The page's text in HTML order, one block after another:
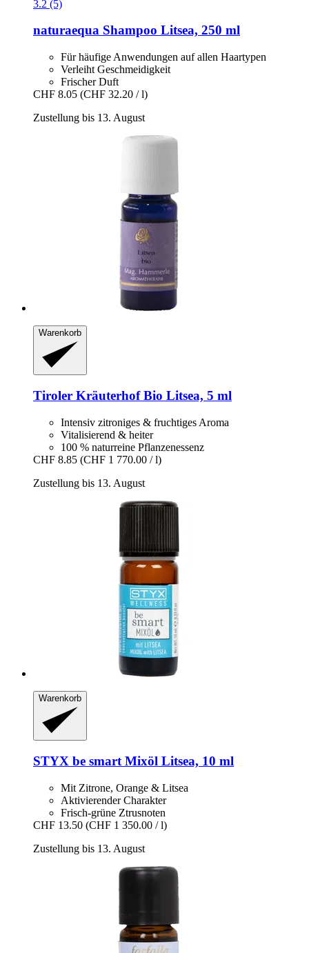
3.2 (5)
naturaequa Shampoo Litsea, 250 ml
Für häufige Anwendungen auf allen Haartypen
Verleiht Geschmeidigkeit
Frischer Duft
CHF 8.05 (CHF 32.20 / l)
Zustellung bis 13. August
Warenkorb
Tiroler KräuterhofBio Litsea, 5 ml
Intensiv zitroniges & fruchtiges Aroma
Vitalisierend & heiter
100 % naturreine Pflanzenessenz
CHF 8.85 (CHF 1 770.00 / l)
Zustellung bis 13. August
Warenkorb
STYX be smart Mixöl Litsea, 10 ml
Mit Zitrone, Orange & Litsea
Aktivierender Charakter
Frisch-grüne Ztrusnoten
CHF 13.50 (CHF 1 350.00 / l)
Zustellung bis 13. August